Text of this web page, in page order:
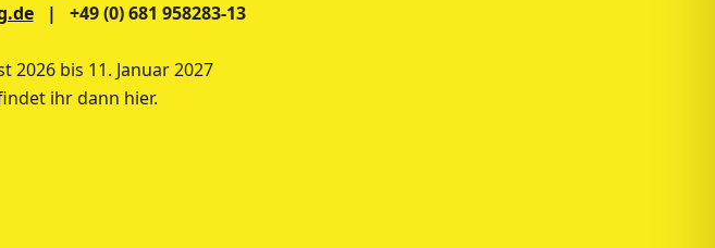
| +49 (0) 681 958283-13
2026 bis 11. Januar 2027
ihr dann hier.